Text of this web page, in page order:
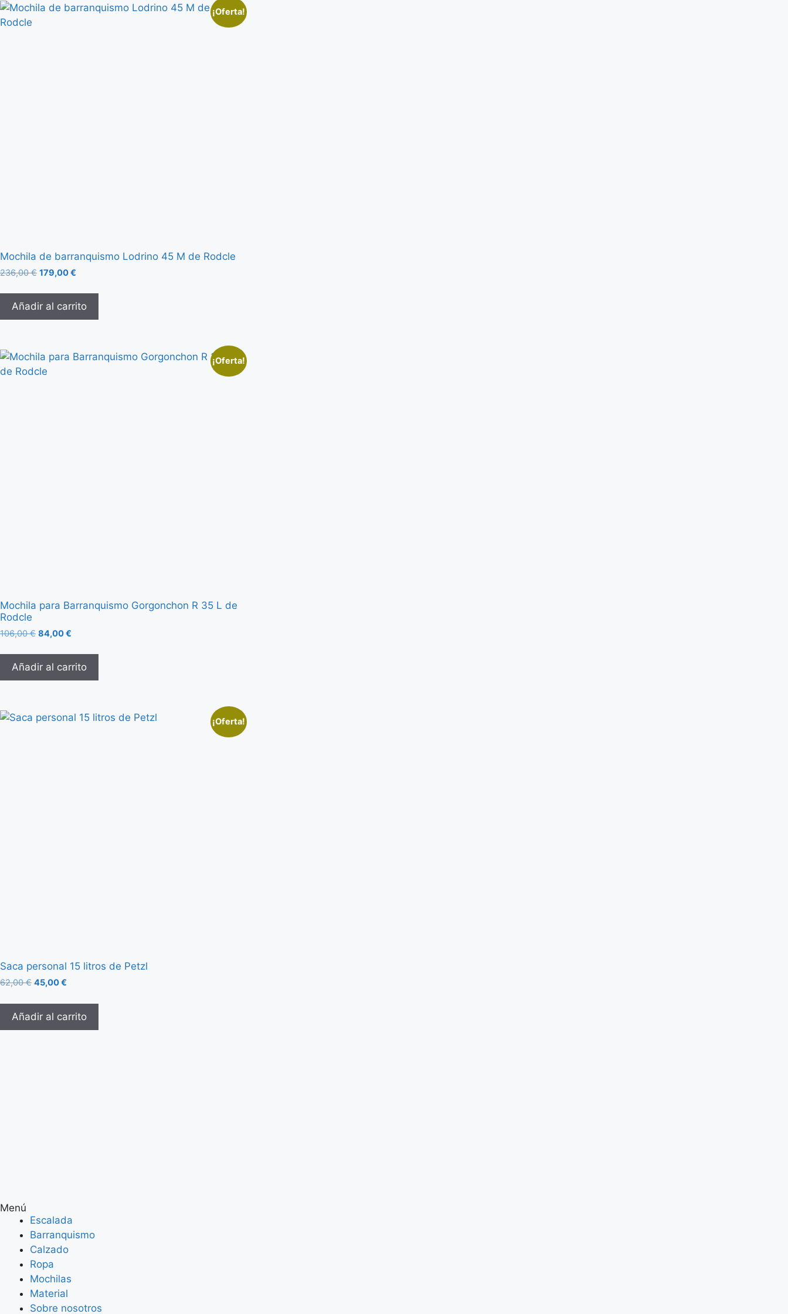
¡Oferta!
Mochila de barranquismo Lodrino 45 M de Rodcle
236,00€ 179,00€
Añadir al carrito
¡Oferta!
Mochila para Barranquismo Gorgonchon R 35 L de
Rodcle
106,00€ 84,00€
Añadir al carrito
¡Oferta!
Saca personal 15 litros de Petzl
62,00€ 45,00€
Añadir al carrito
Menú
Escalada
Barranquismo
Calzado
Ropa
Mochilas
Material
Sobre nosotros